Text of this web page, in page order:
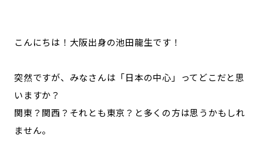
こんにちは！大阪出身の池田龍生です！
突然ですが、みなさんは「日本の中心」ってどこだと思
いますか？
関東？関西？それとも東京？と多くの方は思うかもしれ
ません。